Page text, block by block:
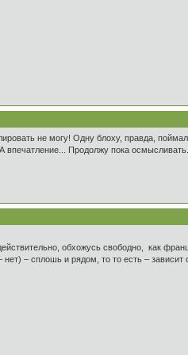
не могу! Одну блоху, правда,
впечатление... Продолжу пока осмысливать.
обхожусь свободно, как
– сплошь и рядом, то то есть –